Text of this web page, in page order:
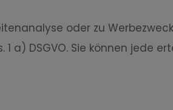
oder zu
a) DSGVO. Sie können jede